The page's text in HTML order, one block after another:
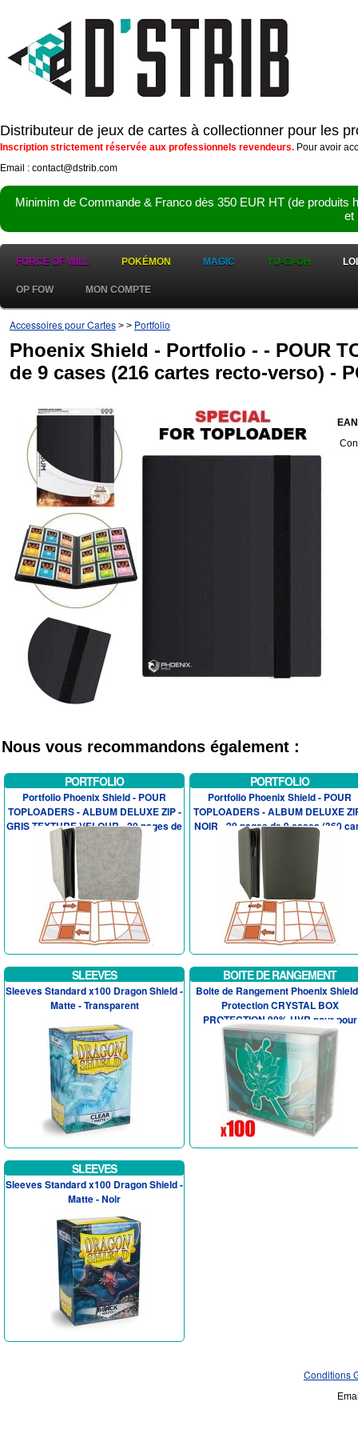
Distributeur de jeux de cartes à collectionner pour les
Inscription strictement réservée aux professionnels revendeurs. Pour avoir
Email : contact@dstrib.com
Minimim de Commande & Franco dès 350 EUR HT (de
et
FORCE OF WILL POKÉMON MAGIC YU-GI-OH
OP FOW MON COMPTE
Accessoires pour Cartes > > Portfolio
Phoenix Shield - Portfolio - - POUR
de 9 cases (216 cartes recto-verso) -
Nous vous recommandons également :
PORTFOLIO
Portfolio Phoenix Shield - POUR
TOPLOADERS - ALBUM DELUXE ZIP -
GRIS TEXTURE VELOUR - 20 pages de
9...
PORTFOLIO
Portfolio Phoenix Shield - POUR
TOPLOADERS - ALBUM DELUXE
NOIR - 20 pages de 9 cases (360
SLEEVES
Sleeves Standard x100 Dragon Shield -
Matte - Transparent
BOITE DE RANGEMENT
Boite de Rangement Phoenix
Protection CRYSTAL BOX
PROTECTION 99% UVR pour pour
Coffret Dr...
SLEEVES
Sleeves Standard x100 Dragon Shield -
Matte - Noir
Conditions